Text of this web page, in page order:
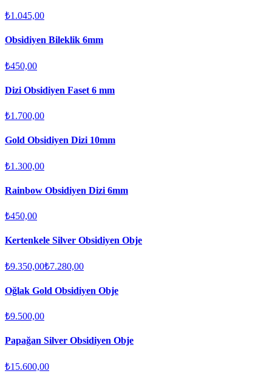
₺1.045,00
Obsidiyen Bileklik 6mm
₺450,00
Dizi Obsidiyen Faset 6 mm
₺1.700,00
Gold Obsidiyen Dizi 10mm
₺1.300,00
Rainbow Obsidiyen Dizi 6mm
₺450,00
Kertenkele Silver Obsidiyen Obje
₺9.350,00₺7.280,00
Oğlak Gold Obsidiyen Obje
₺9.500,00
Papağan Silver Obsidiyen Obje
₺15.600,00